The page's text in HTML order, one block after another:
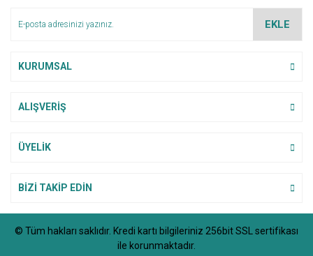
EKLE
KURUMSAL
ALIŞVERİŞ
ÜYELİK
BİZİ TAKİP EDİN
© Tüm hakları saklıdır. Kredi kartı bilgileriniz 256bit SSL sertifikası
ile korunmaktadır.